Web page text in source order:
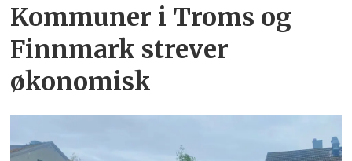
Kommuner i Troms og
Finnmark strever
økonomisk